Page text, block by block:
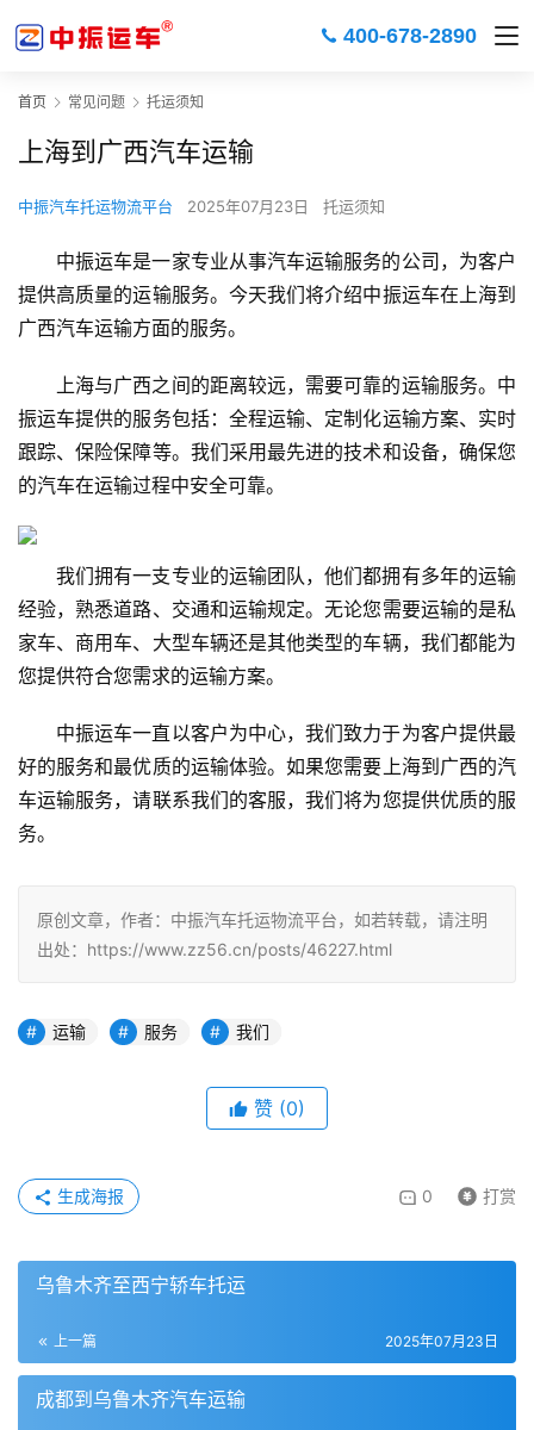
400-678-2890
首页 常见问题 托运须知
上海到广西汽车运输
中振汽车托运物流平台 2025年07月23日 托运须知
中振运车是一家专业从事汽车运输服务的公司，为客户
提供高质量的运输服务。今天我们将介绍中振运车在上海到
广西汽车运输方面的服务。
上海与广西之间的距离较远，需要可靠的运输服务。中
振运车提供的服务包括：全程运输、定制化运输方案、实时
跟踪、保险保障等。我们采用最先进的技术和设备，确保您
的汽车在运输过程中安全可靠。
我们拥有一支专业的运输团队，他们都拥有多年的运输
经验，熟悉道路、交通和运输规定。无论您需要运输的是私
家车、商用车、大型车辆还是其他类型的车辆，我们都能为
您提供符合您需求的运输方案。
中振运车一直以客户为中心，我们致力于为客户提供最
好的服务和最优质的运输体验。如果您需要上海到广西的汽
车运输服务，请联系我们的客服，我们将为您提供优质的服
务。
原创文章，作者：中振汽车托运物流平台，如若转载，请注明
出处：https://www.zz56.cn/posts/46227.html
运输 服务 我们
赞 (0)
0 打赏
生成海报
乌鲁木齐至西宁轿车托运
上一篇 2025年07月23日
成都到乌鲁木齐汽车运输